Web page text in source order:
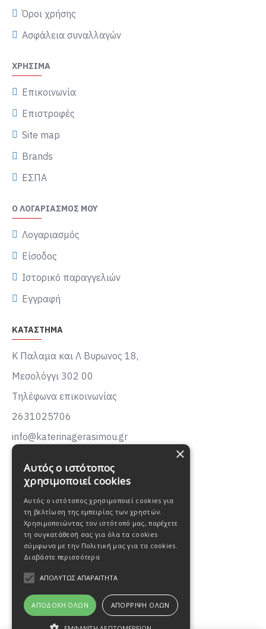
Όροι χρήσης
Ασφάλεια συναλλαγών
ΧΡΉΣΙΜΑ
Επικοινωνία
Επιστροφές
Site map
Brands
ΕΣΠΑ
Ο ΛΟΓΑΡΙΑΣΜΌΣ ΜΟΥ
Λογαριασμός
Είσοδος
Ιστορικό παραγγελιών
Εγγραφή
ΚΑΤΑΣΤΗΜΑ
Κ Παλαμα και Λ Βυρωνος 18,
Μεσολόγγι 302 00
Τηλέφωνα επικοινωνίας
2631025706
info@katerinagerasimou.gr
GERASIMOU
FASHION
×
Αυτός ο ιστότοπος
χρησιμοποιεί cookies
Αυτός ο ιστότοπος χρησιμοποιεί cookies για
τη βελτίωση της εμπειρίας των χρηστών.
Χρησιμοποιώντας τον ιστότοπό μας, παρέχετε
τη συγκατάθεσή σας για όλα τα cookies
σύμφωνα με την Πολιτική μας για τα cookies.
Διαβάστε περισσότερα
ΑΠΟΛΎΤΩΣ ΑΠΑΡΑΊΤΗΤΑ
ΑΠΟΔΟΧΉ ΌΛΩΝ ΑΠΌΡΡΙΨΗ ΌΛΩΝ